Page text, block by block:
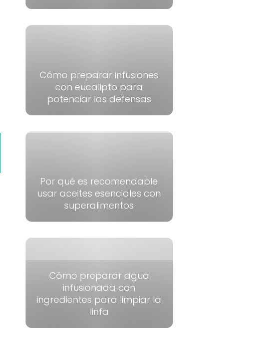
Cómo preparar infusiones
con eucalipto para
potenciar las defensas
Por qué es recomendable
usar aceites esenciales con
superalimentos
Cómo preparar agua
infusionada con
ingredientes para limpiar la
linfa